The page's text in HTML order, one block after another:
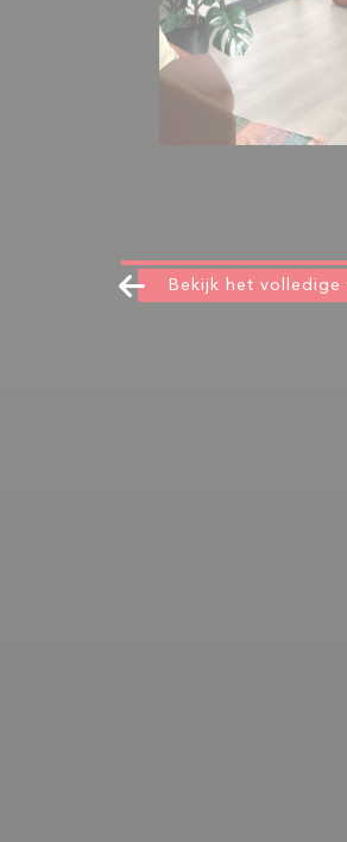
Bekijk het volledige